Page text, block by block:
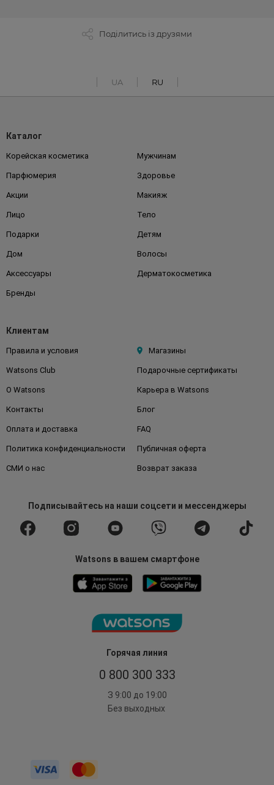
Поділитись із друзями
UA RU
Горячая линия
0 800 300 333
З 9:00 до 19:00
Без выходных
Каталог
Корейская косметика Мужчинам
Парфюмерия Здоровье
Акции Макияж
Лицо Тело
Подарки Детям
Дом Волосы
Аксессуары Дерматокосметика
Бренды
Клиентам
Правила и условия Магазины
Watsons Club Подарочные сертификаты
О Watsons Карьера в Watsons
Контакты Блог
Оплата и доставка FAQ
Политика конфиденциальности Публичная оферта
СМИ о нас Возврат заказа
Подписывайтесьна наши соцсети и мессенджеры
Watsons в вашем смартфоне